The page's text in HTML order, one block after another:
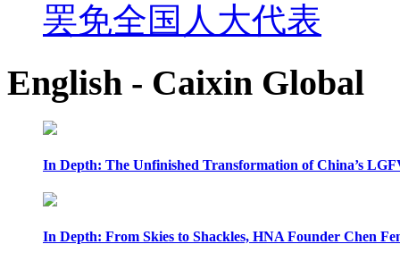
罢免全国人大代表
English - Caixin Global
In Depth: The Unfinished Transformation of China’s
In Depth: From Skies to Shackles, HNA Founder Chen